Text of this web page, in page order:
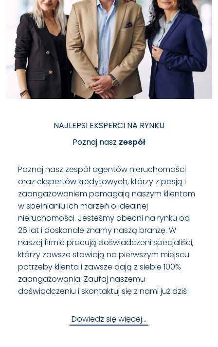
NAJLEPSI EKSPERCI NA RYNKU
Poznaj nasz zespół
Poznaj nasz zespół agentów nieruchomości
oraz ekspertów kredytowych, którzy z pasją i
zaangażowaniem pomagają naszym klientom
w spełnianiu ich marzeń o idealnej
nieruchomości. Jesteśmy obecni na rynku od
26 lat i doskonale znamy naszą branżę. W
naszej firmie pracują doświadczeni specjaliści,
którzy zawsze stawiają na pierwszym miejscu
potrzeby klienta i zawsze dają z siebie 100%
zaangażowania. Zaufaj naszemu
doświadczeniu i skontaktuj się z nami już dziś!
Dowiedz się więcej…